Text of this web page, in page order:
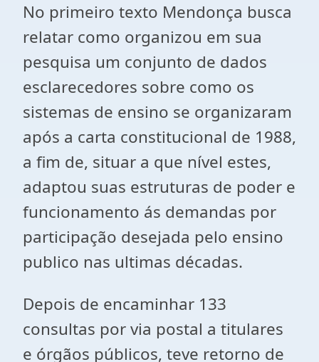
No primeiro texto Mendonça busca
relatar como organizou em sua
pesquisa um conjunto de dados
esclarecedores sobre como os
sistemas de ensino se organizaram
após a carta constitucional de 1988,
a fim de, situar a que nível estes,
adaptou suas estruturas de poder e
funcionamento ás demandas por
participação desejada pelo ensino
publico nas ultimas décadas.
Depois de encaminhar 133
consultas por via postal a titulares
e órgãos públicos, teve retorno de